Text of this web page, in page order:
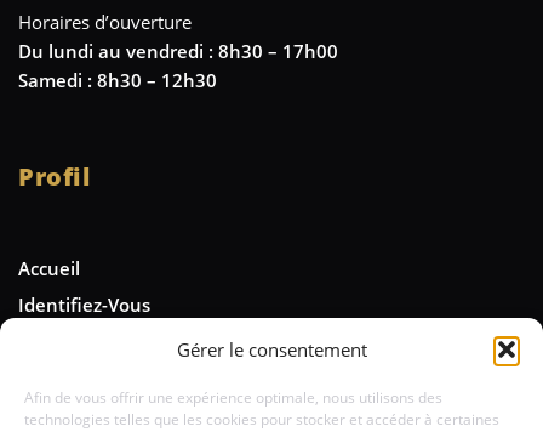
Gérer le consentement
Afin de vous offrir une expérience optimale, nous utilisons des
technologies telles que les cookies pour stocker et accéder à certaines
Horaires d’ouverture
Du lundi au vendredi : 8h30 – 17h00
Samedi : 8h30 – 12h30
Profil
Accueil
Identifiez-Vous
Newsletter
Tenez-vous informé des nouveautés et